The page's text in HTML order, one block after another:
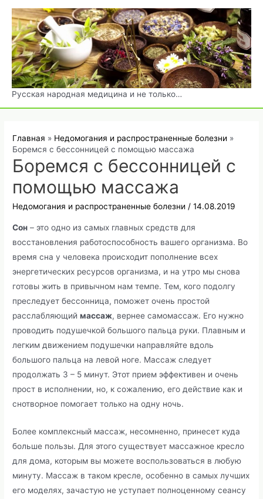
Перейти
содержимому
Русская народная медицина и не только…
Главная
Недомогания и распространенные болезни
Боремся с бессонницей с помощью массажа
Боремся с бессонницей с
помощью массажа
Недомогания и распространенные болезни /14.08.2019
Сон – это одно из самых главных средств для
восстановления работоспособность вашего организма. Во
время сна у человека происходит пополнение всех
энергетических ресурсов организма, и на утро мы снова
готовы жить в привычном нам темпе. Тем, кого подолгу
преследует бессонница, поможет очень простой
расслабляющиймассаж, вернее самомассаж. Его нужно
проводить подушечкой большого пальца руки. Плавным и
легким движением подушечки направляйте вдоль
большого пальца на левой ноге. Массаж следует
продолжать 3 – 5 минут. Этот прием эффективен и очень
прост в исполнении, но, к сожалению, его действие как и
снотворное помогает только на одну ночь.
Более комплексный массаж, несомненно, принесет куда
больше пользы. Для этого существует массажное кресло
для дома, которым вы можете воспользоваться в любую
минуту. Массаж в таком кресле, особенно в самых лучших
его моделях, зачастую не уступает полноценному сеансу